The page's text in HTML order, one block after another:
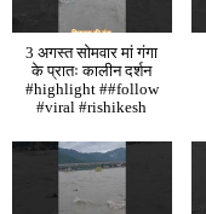
3 अगस्त सोमवार मां गंगा
के प्रातः कालीन दर्शन
#highlight ##follow
#viral #rishikesh